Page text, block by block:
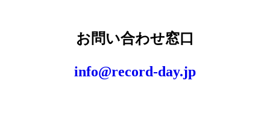
お問い合わせ窓口
info@record-day.jp